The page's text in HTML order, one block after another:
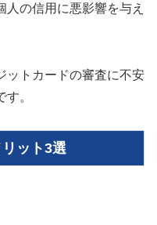
の信用に悪影響を与え
ットカードの審査に不安
。
ット3選